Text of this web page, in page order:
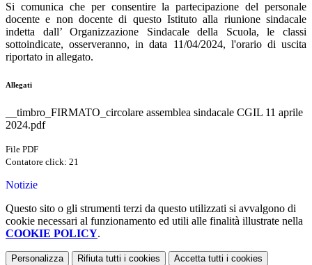
Si comunica che per consentire la partecipazione del personale
docente e non docente di questo Istituto alla riunione sindacale
indetta dall’ Organizzazione Sindacale della Scuola, le classi
sottoindicate, osserveranno, in data 11/04/2024, l'orario di uscita
riportato in allegato.
Allegati
__timbro_FIRMATO_circolare assemblea sindacale CGIL 11 aprile
2024.pdf
File PDF
Contatore click: 21
Notizie
Questo sito o gli strumenti terzi da questo utilizzati si avvalgono di
cookie necessari al funzionamento ed utili alle finalità illustrate nella
COOKIE POLICY.
Personalizza Rifiuta tutti i cookies Accetta tutti i cookies